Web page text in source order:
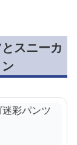
スニーカ